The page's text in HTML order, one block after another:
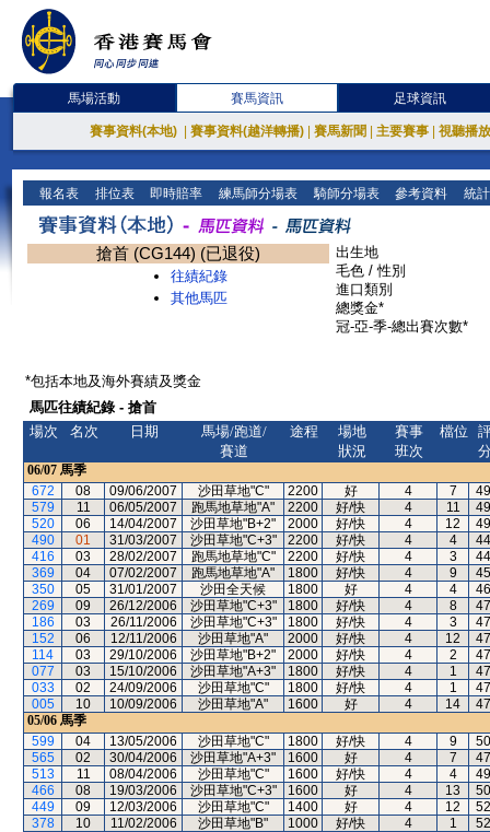
馬場活動 賽馬資訊 足球資訊
賽事資料(本地) 賽事資料(越洋轉播) 賽馬新聞 主要賽事 視聽播
報名表 排位表 即時賠率 練馬師分場表 騎師分場表 參考資料 統
搶首 (CG144) (已退役)
往績紀錄
其他馬匹
出生地
毛色 / 性別
進口類別
總獎金*
冠-亞-季-總出賽次數*
*包括本地及海外賽績及獎金
馬匹往績紀錄 - 搶首
場次
名次 日期
馬場/跑道/
賽道
途程
場地
狀況
賽事
班次
檔位
06/07 馬季
672
08 09/06/2007 沙田草地"C" 2200 好 4 7
49
579
11 06/05/2007 跑馬地草地"A" 2200 好/快 4 11
49
520
06 14/04/2007 沙田草地"B+2" 2000 好/快 4 12
49
490
01 31/03/2007 沙田草地"C+3" 2200 好/快 4 4
44
416
03 28/02/2007 跑馬地草地"C" 2200 好/快 4 3
44
369
04 07/02/2007 跑馬地草地"A" 1800 好/快 4 9
45
350
05 31/01/2007 沙田全天候 1800 好 4 4
46
269
09 26/12/2006 沙田草地"C+3" 1800 好/快 4 8
47
186
03 26/11/2006 沙田草地"C+3" 1800 好/快 4 3
47
152
06 12/11/2006 沙田草地"A" 2000 好/快 4 12
47
114
03 29/10/2006 沙田草地"B+2" 2000 好/快 4 2
47
077
03 15/10/2006 沙田草地"A+3" 1800 好/快 4 1
47
033
02 24/09/2006 沙田草地"C" 1800 好/快 4 1
47
005
10 10/09/2006 沙田草地"A" 1600 好 4 14
47
05/06 馬季
599
04 13/05/2006 沙田草地"C" 1800 好/快 4 9
50
565
02 30/04/2006 沙田草地"A+3" 1600 好 4 7
47
513
11 08/04/2006 沙田草地"C" 1600 好/快 4 4
49
466
08 19/03/2006 沙田草地"C+3" 1600 好 4 13
50
449
09 12/03/2006 沙田草地"C" 1400 好 4 12
52
378
10 11/02/2006 沙田草地"B" 1000 好/快 4 1 52